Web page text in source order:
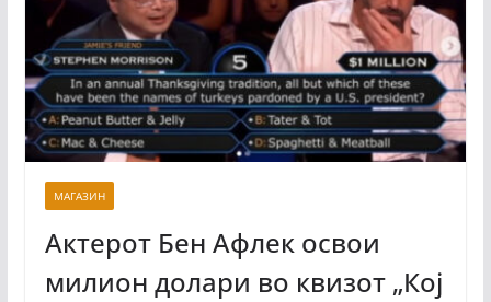
МАГАЗИН
Актерот Бен Афлек освои
милион долари во квизот „Кој